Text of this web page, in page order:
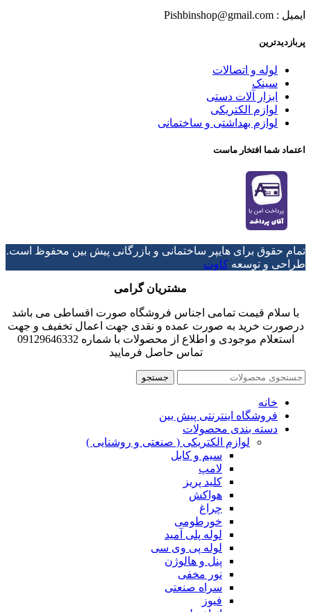
ایمیل : Pishbinshop@gmail.com
پربازدیدترین
لوله و اتصالات
سینک
ابزار آلات دستی
لوازم الکتریکی
لوازم بهداشتی و ساختمانی
اعتماد شما افتخار ماست
تمام حقوق برای هایپر ساختمانی و بازرگانی پیش بین محفوظ است.
طراحی و توسعه کاوت
مشتریان گرامی
با سلام قیمت تمامی اجناس فروشگاه صورت اقساطی می باشد
درصورت خرید به صورت عمده و نقدی جهت اعمال تخفیف و جهت
استعلام موجودی و اطلاع از محصولات با شماره 09129646332
تماس حاصل فرمایید
جستجو
خانه
فروشگاه اینترنتی پیش بین
دسته بندی محصولات
لوازم الکتریکی ( صنعتی و روشنایی )
سیم و کابل
لامپ
کلید پریز
هواکش
چراغ
خورطومی
لوله پلی آمید
لوله پی وی سی
پنل و هالوژن
نور مخفی
سراه صنعتی
فیوز